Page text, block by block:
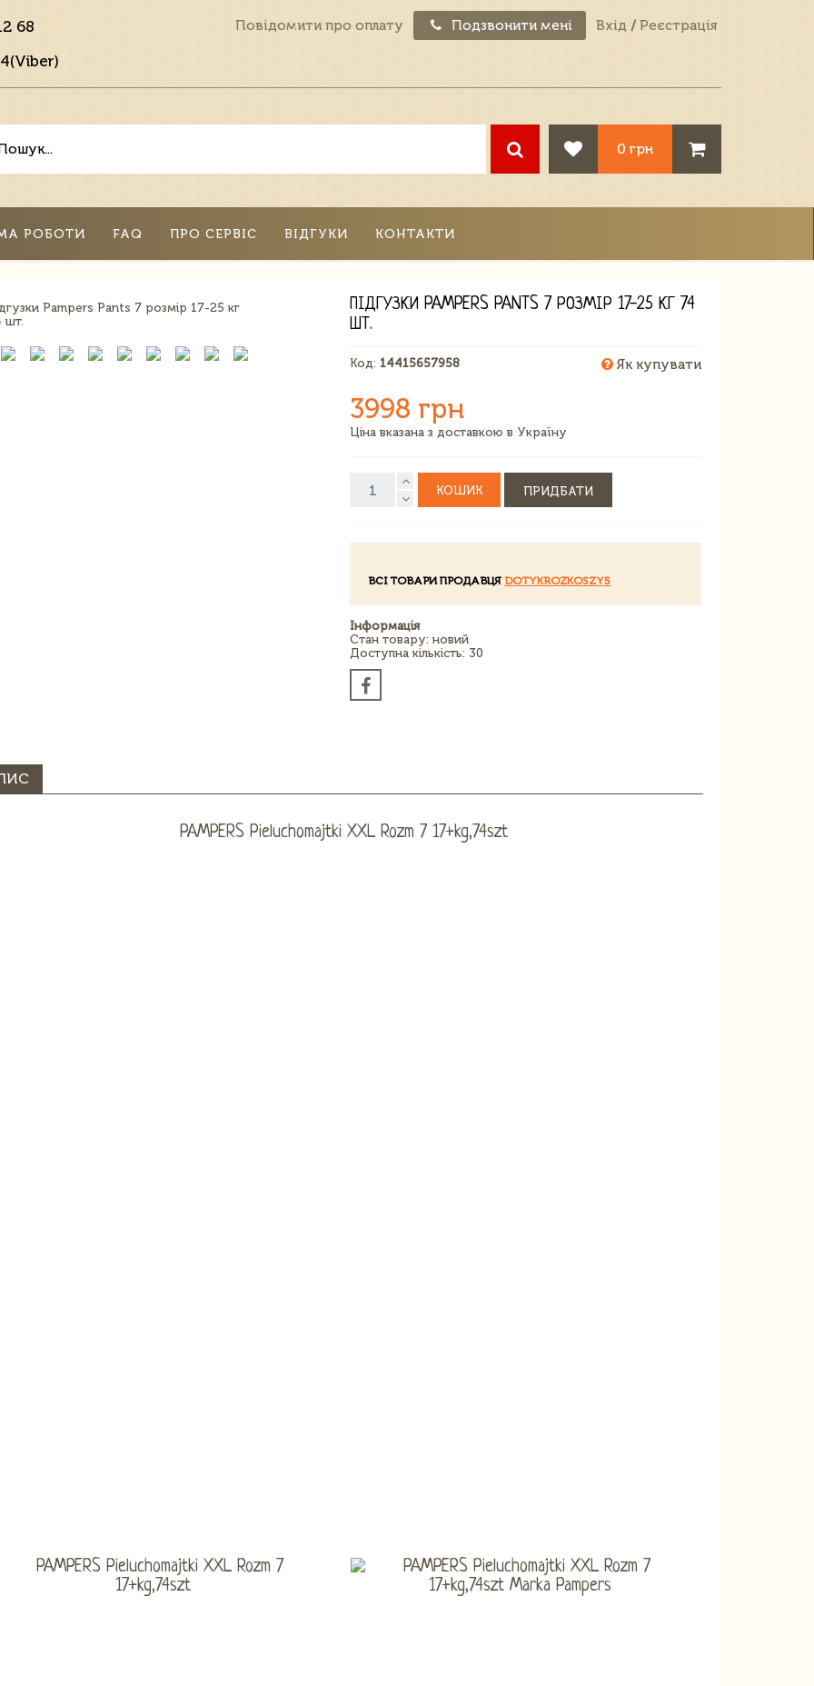
68
Повідомити про оплату Подзвонити мені Вхід / Реєстрація
0 грн
РОБОТИ FAQ ПРО СЕРВІС ВІДГУКИ КОНТАКТИ
ПІДГУЗКИ PAMPERS PANTS 7 РОЗМІР 17-25 КГ 74
ШТ.
Код: 14415657958 Як купувати
3998 грн
Ціна вказана з доставкою в Україну
КОШИК ПРИДБАТИ
ВСІ ТОВАРИ ПРОДАВЦЯDOTYKROZKOSZY5
Інформація
Стан товару: новий
Доступна кількість: 30